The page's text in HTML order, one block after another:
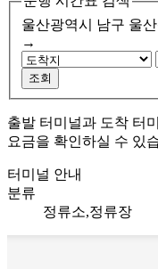
울산광역시 남구 울
→
조회
출발 터미널과 도착 터
요금을 확인하실 수 있
터미널 안내
분류
정류소,정류장